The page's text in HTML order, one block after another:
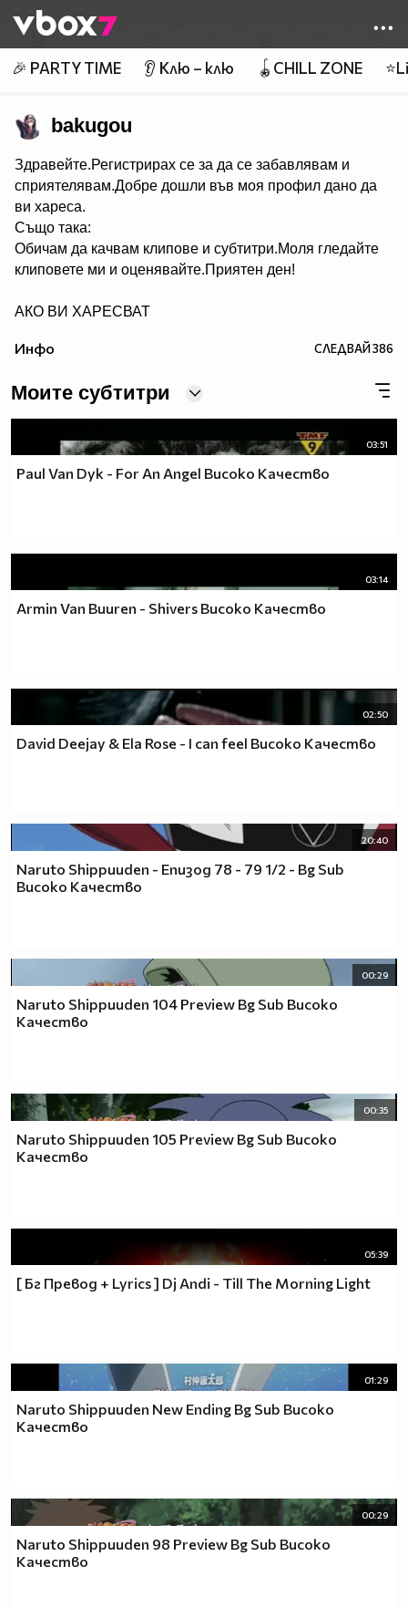
👾
🎉 PARTY TIME 👂 Клю – клю 🪀CHILL ZONE
bakugou
Здравейте.Регистрирах се за да се забавлявам и
сприятелявам.Добре дошли във моя профил дано да
ви хареса.
Също така:
Обичам да качвам клипове и субтитри.Моля гледайте
клиповете ми и оценявайте.Приятен ден!
АКО ВИ ХАРЕСВАТ
МЕН.
АКО ИМА НЕЩО КОЕТО НЕ РАЗБИРАТЕ В САЙТА
ИЛИ НЕ ЗНАЕТЕ МОЖЕТЕ ДА МЕ ПИТАТЕ МЕН
РАЗБИРА СЕ АКО ЗНАМ КАКЪВ Е ВЪПРОСА И ДАЛИ
ЩЕ МОГА ДА МУ ОТГОВОРЯ ПИТАЙТЕ.
║╔╗║╔╗║║║║║╩╣ФЕН!!!
╚╝╚╩╝╚╩╩╩╩╩═╝=====
Инфо СЛЕДВАЙ386
Моите субтитри
03:51
Paul Van Dyk - For An Angel Високо Качество
03:14
Armin Van Buuren - Shivers Високо Качество
02:50
David Deejay & Ela Rose - I can feel Високо Качество
20:40
Naruto Shippuuden - Епизод 78 - 79 1/2 - Bg Sub
Високо Качество
00:29
Naruto Shippuuden 104 Preview Bg Sub Високо
Качество
00:35
Naruto Shippuuden 105 Preview Bg Sub Високо
Качество
05:39
[ Бг Превод + Lyrics ] Dj Andi - Till The Morning Light
01:29
Naruto Shippuuden New Ending Bg Sub Високо
Качество
00:29
Naruto Shippuuden 98 Preview Bg Sub Високо
Качество